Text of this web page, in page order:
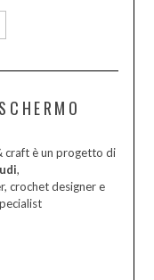
craft è un progetto di
,
crochet designer e